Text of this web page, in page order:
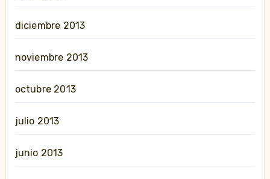
diciembre 2013
noviembre 2013
octubre 2013
julio 2013
junio 2013